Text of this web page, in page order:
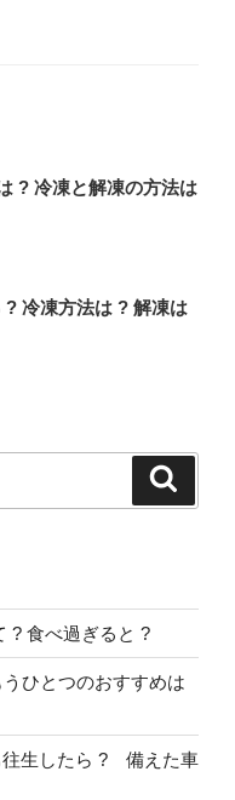
? 冷凍と解凍の方法は
冷凍方法は ? 解凍は
? 食べ過ぎると ?
ひとつのおすすめは
往生したら ? 備えた車